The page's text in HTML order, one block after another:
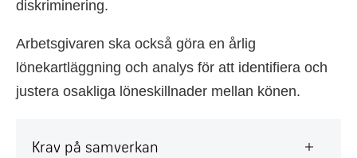
diskriminering.
Arbetsgivaren ska också göra en årlig
lönekartläggning och analys för att identifiera och
justera osakliga löneskillnader mellan könen.
Krav på samverkan